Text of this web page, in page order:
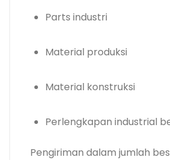
Parts industri
Material produksi
Material konstruksi
Perlengkapan industrial
Pengiriman dalam jumlah